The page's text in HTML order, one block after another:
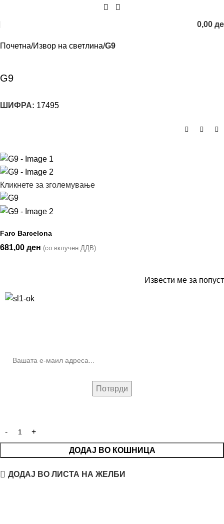
0,00
Почетна Извор на светлина G9
G9
ШИФРА: 17495
Кликнете за зголемување
Faro Barcelona
681,00 ден (со вклучен ДДВ)
Извести ме за попуст
ДОДАЈ ВО КОШНИЦА
ДОДАЈ ВО ЛИСТА НА ЖЕЛБИ